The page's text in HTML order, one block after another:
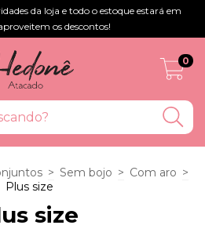
da loja e todo o estoque estará em
os descontos!
0
> Sem bojo > Com aro >
Plus size
size